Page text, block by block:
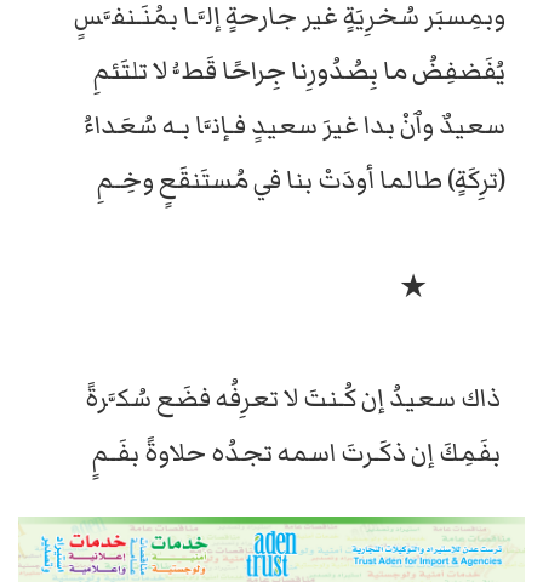
وبمِسبَر سُخرِيَةٍ غير جارحةٍ إلَّـا بمُنَـنفَّسٍ
يُفَضفِضُ ما بِصُدُورِنا جِراحًا قَطُّ لا تلتَئمِ
سعيدٌ وٱنْ بدا غيرَ سعيدٍ فـإنَّا بـه سُعَداءُ
(ترِكَةٍ) طالما أودَتْ بنا في مُستَنقَعٍ وخِـمِ
★
ذاك سعيدُ إن كُـنتَ لا تعرِفُه فضَع سُكَّرةً
بفَمِكَ إن ذكَـرتَ اسمه تجدُه حلاوةً بفَـمٍ